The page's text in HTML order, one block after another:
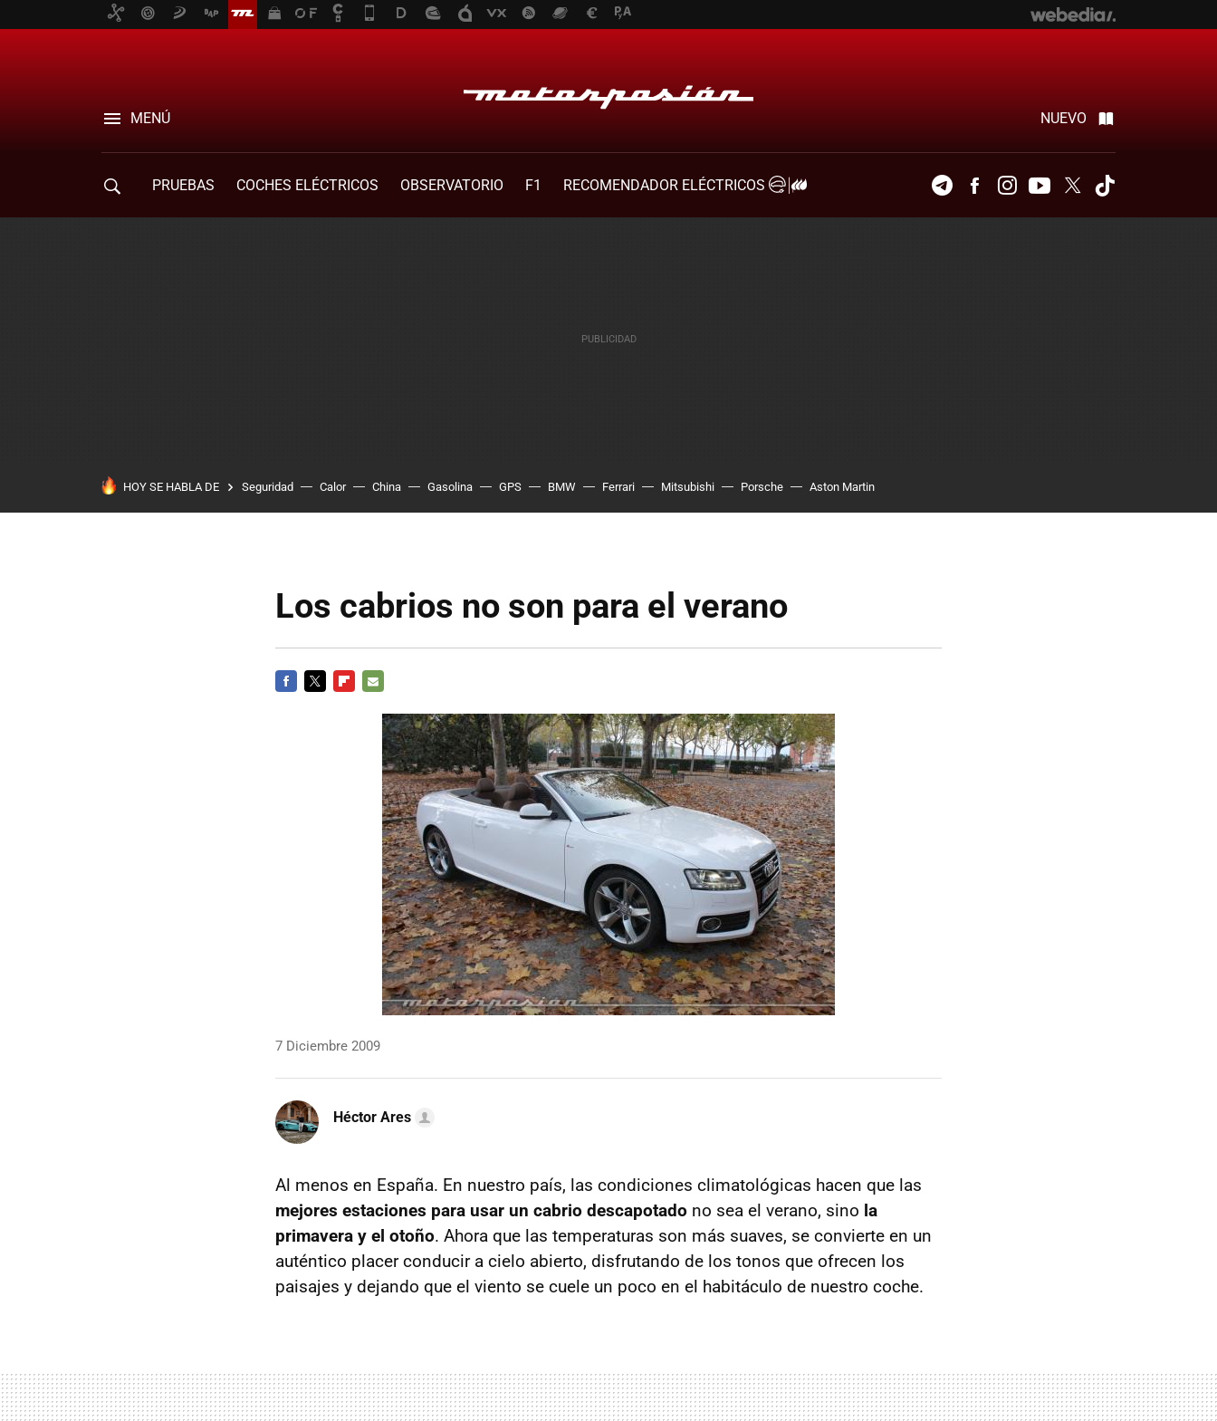
MENÚ NUEVO
PRUEBAS COCHES ELÉCTRICOS OBSERVATORIO F1
RECOMENDADOR ELÉCTRICOS
TelegramFacebookInstagramYoutubeTwitter
HOY SE HABLA DE Seguridad Calor China Gasolina GPS BMW Ferrari Mitsubishi Porsche Aston Martin
Los cabrios no son para el verano
MAIL
7 Diciembre 2009
Héctor Ares
Al menos en España. En nuestro país, las condiciones climatológicas hacen que las
mejores estaciones para usar un cabrio descapotado no sea el verano, sino la
primavera y el otoño. Ahora que las temperaturas son más suaves, se convierte en un
auténtico placer conducir a cielo abierto, disfrutando de los tonos que ofrecen los
paisajes y dejando que el viento se cuele un poco en el habitáculo de nuestro coche.